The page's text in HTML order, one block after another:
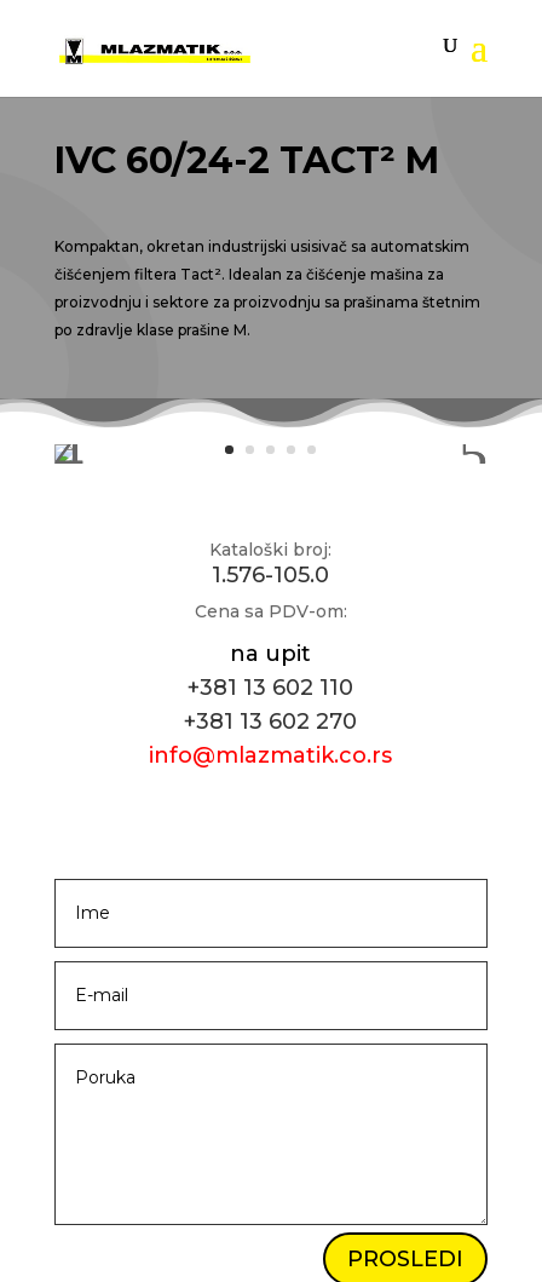
IVC 60/24-2 TACT² M
Kompaktan, okretan industrijski usisivač sa automatskim
čišćenjem filtera Tact². Idealan za čišćenje mašina za
proizvodnju i sektore za proizvodnju sa prašinama štetnim
po zdravlje klase prašine M.
Kataloški broj:
1.576-105.0
Cena sa PDV-om:
na upit
+381 13 602 110
+381 13 602 270
info@mlazmatik.co.rs
PROSLEDI